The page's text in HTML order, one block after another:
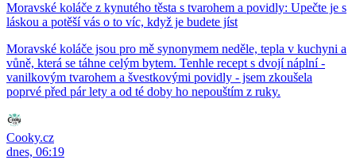
Moravské koláče z kynutého těsta s tvarohem a povidly: Upečte je s
láskou a potěší vás o to víc, když je budete jíst
Moravské koláče jsou pro mě synonymem neděle, tepla v kuchyni a
vůně, která se táhne celým bytem. Tenhle recept s dvojí náplní -
vanilkovým tvarohem a švestkovými povidly - jsem zkoušela
poprvé před pár lety a od té doby ho nepouštím z ruky.
Cooky.cz
dnes, 06:19